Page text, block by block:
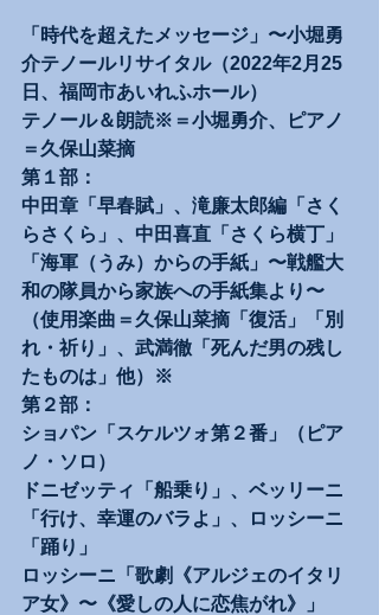
「時代を超えたメッセージ」〜小堀勇
介テノールリサイタル（2022年2月25
日、福岡市あいれふホール）
テノール＆朗読※＝小堀勇介、ピアノ
＝久保山菜摘
第１部：
中田章「早春賦」、滝廉太郎編「さく
らさくら」、中田喜直「さくら横丁」
「海軍（うみ）からの手紙」〜戦艦大
和の隊員から家族への手紙集より〜
（使用楽曲＝久保山菜摘「復活」「別
れ・祈り」、武満徹「死んだ男の残し
たものは」他）※
第２部：
ショパン「スケルツォ第２番」（ピア
ノ・ソロ）
ドニゼッティ「船乗り」、ベッリーニ
「行け、幸運のバラよ」、ロッシーニ
「踊り」
ロッシーニ「歌劇《アルジェのイタリ
ア女》〜《愛しの人に恋焦がれ》」